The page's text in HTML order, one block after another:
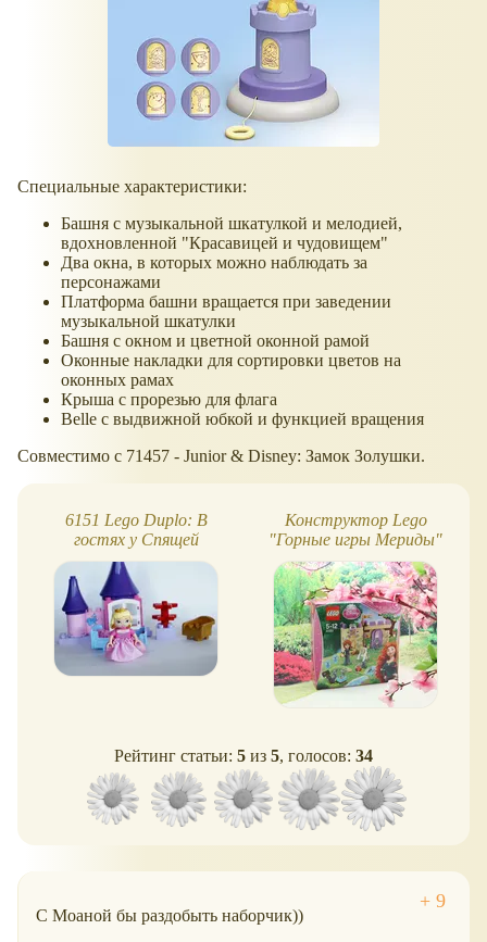
Специальные характеристики:
Башня с музыкальной шкатулкой и мелодией,
вдохновленной "Красавицей и чудовищем"
Два окна, в которых можно наблюдать за
персонажами
Платформа башни вращается при заведении
музыкальной шкатулки
Башня с окном и цветной оконной рамой
Оконные накладки для сортировки цветов на
оконных рамах
Крыша с прорезью для флага
Belle с выдвижной юбкой и функцией вращения
Совместимо с 71457 - Junior & Disney: Замок Золушки.
6151 Lego Duplo: В
гостях у Спящей
Красавицы
Конструктор Lego
"Горные игры Мериды"
Рейтинг статьи: 5 из 5, голосов: 34
С Моаной бы раздобыть наборчик))